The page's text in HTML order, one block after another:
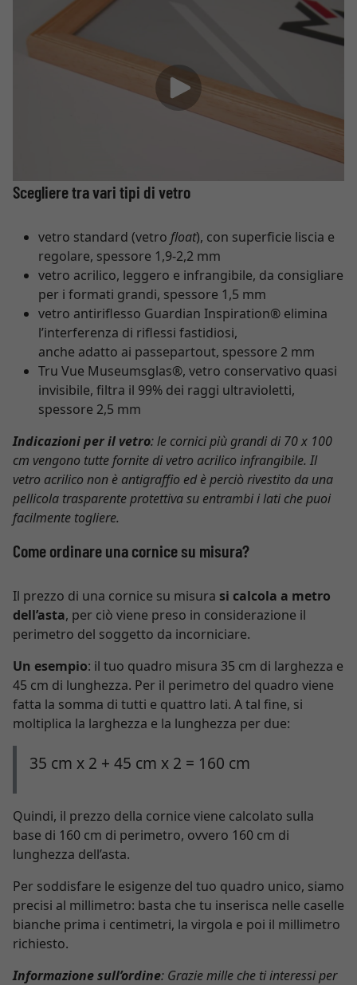
Scegliere tra vari tipi di vetro
vetro standard (vetro float), con superficie liscia e
regolare, spessore 1,9-2,2 mm
vetro acrilico, leggero e infrangibile, da consigliare
per i formati grandi, spessore 1,5 mm
vetro antiriflesso Guardian Inspiration® elimina
l’interferenza di riflessi fastidiosi,
anche adatto ai passepartout, spessore 2 mm
Tru Vue Museumsglas®, vetro conservativo quasi
invisibile, filtra il 99% dei raggi ultravioletti,
spessore 2,5 mm
Indicazioni per il vetro: le cornici più grandi di 70 x 100
cm vengono tutte fornite di vetro acrilico infrangibile. Il
vetro acrilico non è antigraffio ed è perciò rivestito da una
pellicola trasparente protettiva su entrambi i lati che puoi
facilmente togliere.
Come ordinare una cornice su misura?
Il prezzo di una cornice su misura si calcola a metro
dell’asta, per ciò viene preso in considerazione il
perimetro del soggetto da incorniciare.
Un esempio: il tuo quadro misura 35 cm di larghezza e
45 cm di lunghezza. Per il perimetro del quadro viene
fatta la somma di tutti e quattro lati. A tal fine, si
moltiplica la larghezza e la lunghezza per due:
35 cm x 2 + 45 cm x 2 = 160 cm
Quindi, il prezzo della cornice viene calcolato sulla
base di 160 cm di perimetro, ovvero 160 cm di
lunghezza dell’asta.
Per soddisfare le esigenze del tuo quadro unico, siamo
precisi al millimetro: basta che tu inserisca nelle caselle
bianche prima i centimetri, la virgola e poi il millimetro
richiesto.
Informazione sull’ordine: Grazie mille che ti interessi per